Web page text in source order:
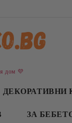
дом 💜
ДЕКОРАТИВНИ
ЗА